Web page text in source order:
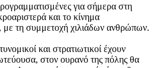
για σήμερα στη
και το κίνημα
τη συμμετοχή χιλιάδων ανθρώπων.
και στρατιωτικοί έχουν
στον ουρανό της πόλης θα